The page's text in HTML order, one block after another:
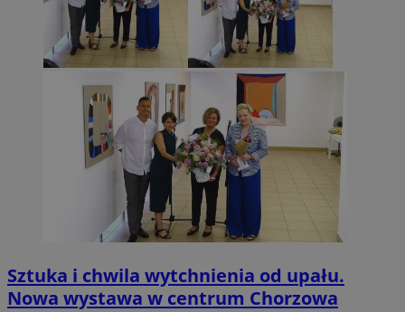
Sztuka i chwila wytchnienia od upału.
Nowa wystawa w centrum Chorzowa